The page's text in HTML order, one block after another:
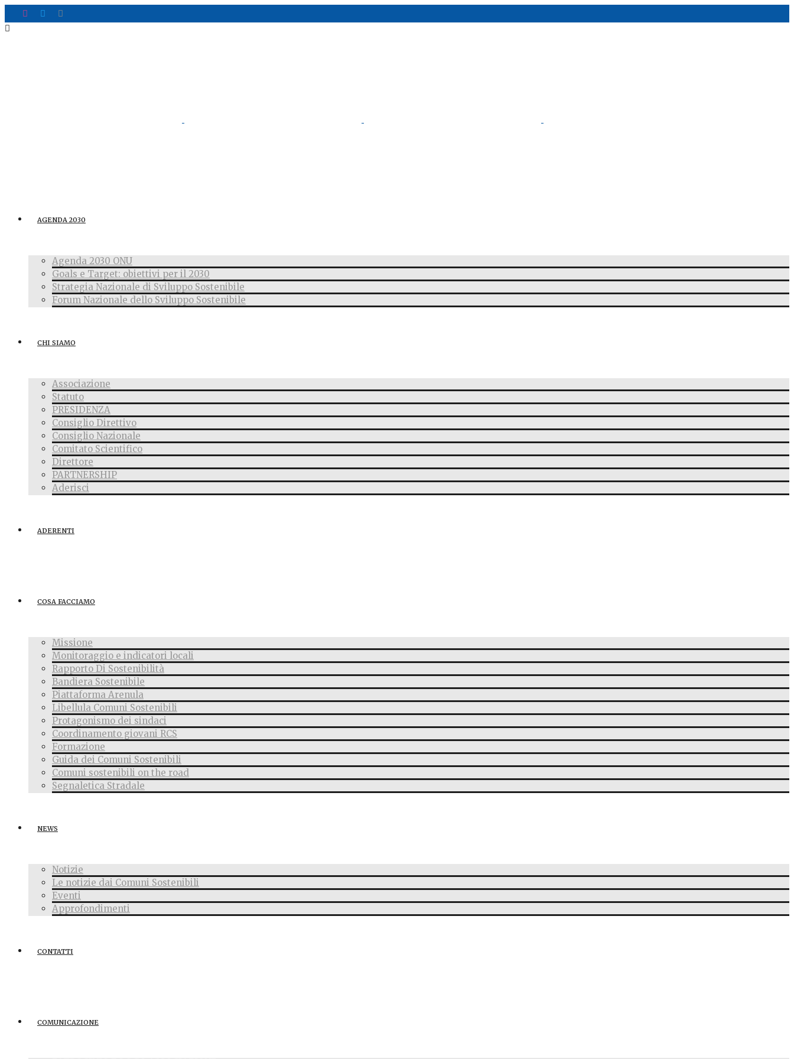
AGENDA 2030
Agenda 2030 ONU
Goals e Target: obiettivi per il 2030
Strategia Nazionale di Sviluppo Sostenibile
Forum Nazionale dello Sviluppo Sostenibile
CHI SIAMO
Associazione
Statuto
PRESIDENZA
Consiglio Direttivo
Consiglio Nazionale
Comitato Scientifico
Direttore
PARTNERSHIP
Aderisci
ADERENTI
COSA FACCIAMO
Missione
Monitoraggio e indicatori locali
Rapporto Di Sostenibilità
Bandiera Sostenibile
Piattaforma Arenula
Libellula Comuni Sostenibili
Protagonismo dei sindaci
Coordinamento giovani RCS
Formazione
Guida dei Comuni Sostenibili
Comuni sostenibili on the road
Segnaletica Stradale
NEWS
Notizie
Le notizie dai Comuni Sostenibili
Eventi
Approfondimenti
CONTATTI
COMUNICAZIONE